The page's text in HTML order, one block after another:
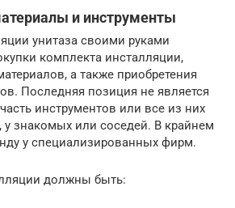
и инструменты
унитаза своими руками
комплекта инсталляции,
а также приобретения
Последняя позиция не является
инструментов или все из них
знакомых или соседей. В крайнем
у специализированных фирм.
должны быть: